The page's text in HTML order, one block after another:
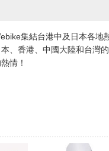
集結台港中及日本各地
本、香港、中國大陸和台灣
情！